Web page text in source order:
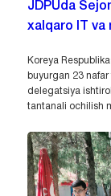
JDPUda
xalqaro IT
Koreya
buyurgan 23
delegatsiya
tantanali ochilish